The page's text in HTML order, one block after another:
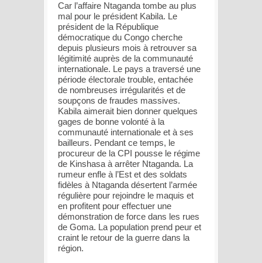
Car l’affaire Ntaganda tombe au plus
mal pour le président Kabila. Le
président de la République
démocratique du Congo cherche
depuis plusieurs mois à retrouver sa
légitimité auprès de la communauté
internationale. Le pays a traversé une
période électorale trouble, entachée
de nombreuses irrégularités et de
soupçons de fraudes massives.
Kabila aimerait bien donner quelques
gages de bonne volonté à la
communauté internationale et à ses
bailleurs. Pendant ce temps, le
procureur de la CPI pousse le régime
de Kinshasa à arrêter Ntaganda. La
rumeur enfle à l’Est et des soldats
fidèles à Ntaganda désertent l’armée
régulière pour rejoindre le maquis et
en profitent pour effectuer une
démonstration de force dans les rues
de Goma. La population prend peur et
craint le retour de la guerre dans la
région.